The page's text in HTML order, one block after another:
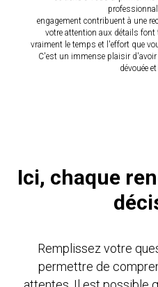
engagement contribuent à une
votre attention aux détails font
vraiment le temps et l'effort que
C'est un immense plaisir
dévouée
Ici, chaque
Remplissez votre
permettre de